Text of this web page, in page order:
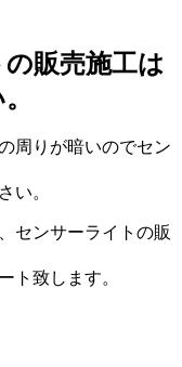
販売施工は
周りが暗いのでセン
い。
センサーライトの販
ト致します。